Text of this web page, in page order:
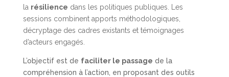
la résilience dans les politiques publiques. Les
sessions combinent apports méthodologiques,
décryptage des cadres existants et témoignages
d’acteurs engagés.
L’objectif est de faciliter le passage de la
compréhension à l’action, en proposant des outils